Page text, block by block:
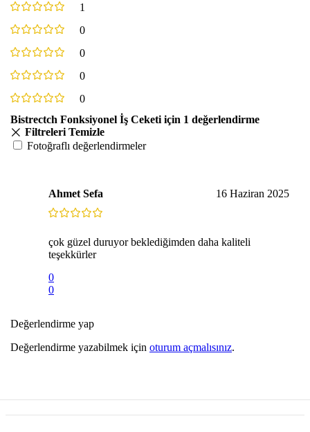
1
0
0
0
0
Bistrectch Fonksiyonel İş Ceketi için 1 değerlendirme
Filtreleri Temizle
Fotoğraflı değerlendirmeler
Ahmet Sefa 16 Haziran 2025
çok güzel duruyor beklediğimden daha kaliteli
teşekkürler
0
0
Değerlendirme yap
Değerlendirme yazabilmek için oturum açmalısınız.